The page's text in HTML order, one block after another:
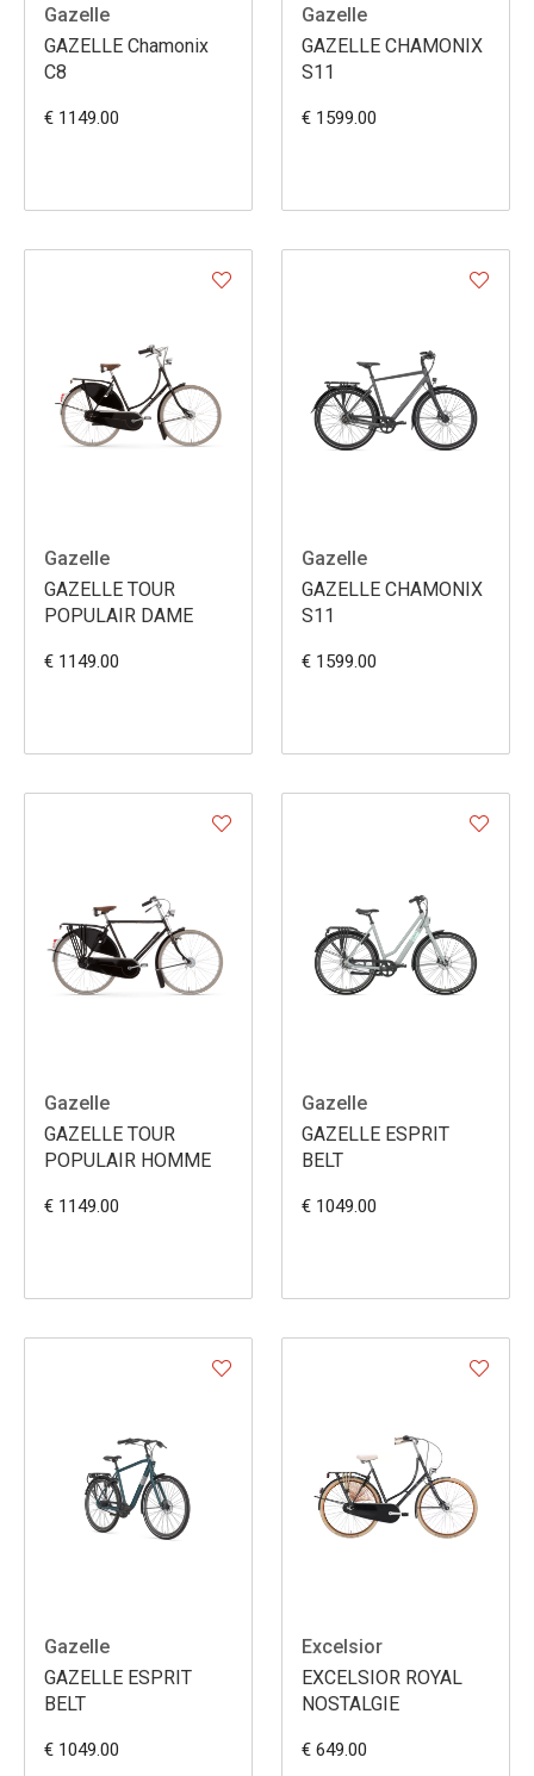
Gazelle
GAZELLE Chamonix
C8
€ 1149.00
Gazelle
GAZELLE CHAMONIX
S11
€ 1599.00
Gazelle
GAZELLE TOUR
POPULAIR DAME
€ 1149.00
Gazelle
GAZELLE CHAMONIX
S11
€ 1599.00
Gazelle
GAZELLE TOUR
POPULAIR HOMME
€ 1149.00
Gazelle
GAZELLE ESPRIT
BELT
€ 1049.00
Gazelle
GAZELLE ESPRIT
BELT
€ 1049.00
Excelsior
EXCELSIOR ROYAL
NOSTALGIE
€ 649.00